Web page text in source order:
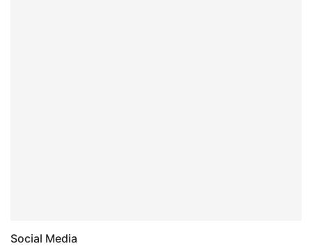
Social Media